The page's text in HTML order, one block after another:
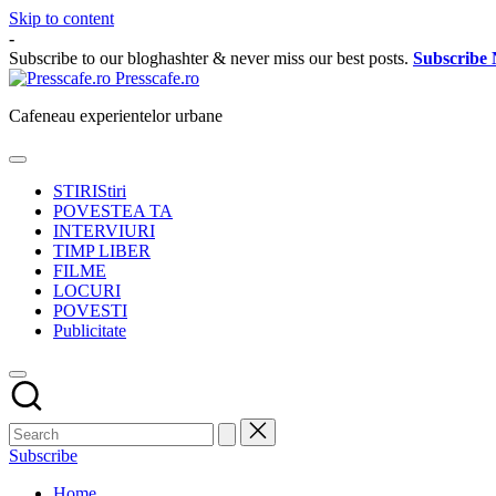
Skip to content
-
Subscribe to our bloghashter & never miss our best posts. Subscribe
Presscafe.ro
Cafeneau experientelor urbane
STIRIStiri
POVESTEA TA
INTERVIURI
TIMP LIBER
FILME
LOCURI
POVESTI
Publicitate
Subscribe